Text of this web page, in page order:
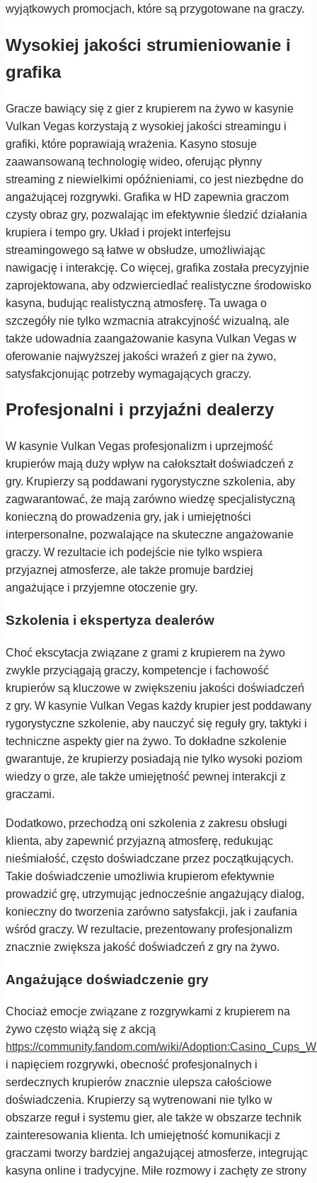
wyjątkowych promocjach, które są przygotowane na graczy.
Wysokiej jakości strumieniowanie i
grafika
Gracze bawiący się z gier z krupierem na żywo w kasynie
Vulkan Vegas korzystają z wysokiej jakości streamingu i
grafiki, które poprawiają wrażenia. Kasyno stosuje
zaawansowaną technologię wideo, oferując płynny
streaming z niewielkimi opóźnieniami, co jest niezbędne do
angażującej rozgrywki. Grafika w HD zapewnia graczom
czysty obraz gry, pozwalając im efektywnie śledzić działania
krupiera i tempo gry. Układ i projekt interfejsu
streamingowego są łatwe w obsłudze, umożliwiając
nawigację i interakcję. Co więcej, grafika została precyzyjnie
zaprojektowana, aby odzwierciedlać realistyczne środowisko
kasyna, budując realistyczną atmosferę. Ta uwaga o
szczegóły nie tylko wzmacnia atrakcyjność wizualną, ale
także udowadnia zaangażowanie kasyna Vulkan Vegas w
oferowanie najwyższej jakości wrażeń z gier na żywo,
satysfakcjonując potrzeby wymagających graczy.
Profesjonalni i przyjaźni dealerzy
W kasynie Vulkan Vegas profesjonalizm i uprzejmość
krupierów mają duży wpływ na całokształt doświadczeń z
gry. Krupierzy są poddawani rygorystyczne szkolenia, aby
zagwarantować, że mają zarówno wiedzę specjalistyczną
konieczną do prowadzenia gry, jak i umiejętności
interpersonalne, pozwalające na skuteczne angażowanie
graczy. W rezultacie ich podejście nie tylko wspiera
przyjaznej atmosferze, ale także promuje bardziej
angażujące i przyjemne otoczenie gry.
Szkolenia i ekspertyza dealerów
Choć ekscytacja związane z grami z krupierem na żywo
zwykle przyciągają graczy, kompetencje i fachowość
krupierów są kluczowe w zwiększeniu jakości doświadczeń
z gry. W kasynie Vulkan Vegas każdy krupier jest poddawany
rygorystyczne szkolenie, aby nauczyć się reguły gry, taktyki i
techniczne aspekty gier na żywo. To dokładne szkolenie
gwarantuje, że krupierzy posiadają nie tylko wysoki poziom
wiedzy o grze, ale także umiejętność pewnej interakcji z
graczami.
Dodatkowo, przechodzą oni szkolenia z zakresu obsługi
klienta, aby zapewnić przyjazną atmosferę, redukując
nieśmiałość, często doświadczane przez początkujących.
Takie doświadczenie umożliwia krupierom efektywnie
prowadzić grę, utrzymując jednocześnie angażujący dialog,
konieczny do tworzenia zarówno satysfakcji, jak i zaufania
wśród graczy. W rezultacie, prezentowany profesjonalizm
znacznie zwiększa jakość doświadczeń z gry na żywo.
Angażujące doświadczenie gry
Chociaż emocje związane z rozgrywkami z krupierem na
żywo często wiążą się z akcją
https://community.fandom.com/wiki/
i napięciem rozgrywki, obecność profesjonalnych i
serdecznych krupierów znacznie ulepsza całościowe
doświadczenia. Krupierzy są wytrenowani nie tylko w
obszarze reguł i systemu gier, ale także w obszarze technik
zainteresowania klienta. Ich umiejętność komunikacji z
graczami tworzy bardziej angażującej atmosferze, integrując
kasyna online i tradycyjne. Miłe rozmowy i zachęty ze strony